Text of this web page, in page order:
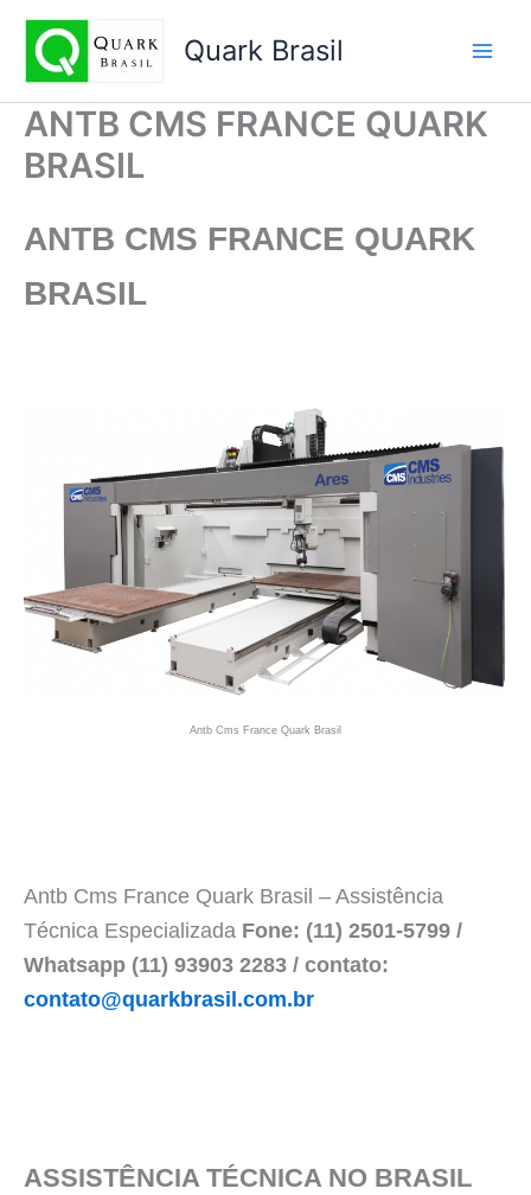
conteúdo
Quark Brasil
ANTB CMS FRANCE QUARK
BRASIL
ANTB CMS FRANCE QUARK
BRASIL
Antb Cms France Quark Brasil
Antb Cms France Quark Brasil – Assistência
Técnica Especializada Fone: (11) 2501-5799 /
Whatsapp (11) 93903 2283 / contato:
contato@quarkbrasil.com.br
ASSISTÊNCIA TÉCNICA NO BRASIL